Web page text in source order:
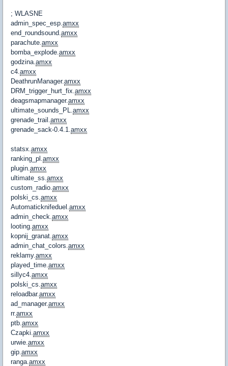
; WLASNE
admin_spec_esp.amxx
end_roundsound.amxx
parachute.amxx
bomba_explode.amxx
godzina.amxx
c4.amxx
DeathrunManager.amxx
DRM_trigger_hurt_fix.amxx
deagsmapmanager.amxx
ultimate_sounds_PL.amxx
grenade_trail.amxx
grenade_sack-0.4.1.amxx
statsx.amxx
ranking_pl.amxx
plugin.amxx
ultimate_ss.amxx
custom_radio.amxx
polski_cs.amxx
Automaticknifeduel.amxx
admin_check.amxx
looting.amxx
kopnij_granat.amxx
admin_chat_colors.amxx
reklamy.amxx
played_time.amxx
sillyc4.amxx
polski_cs.amxx
reloadbar.amxx
ad_manager.amxx
rr.amxx
ptb.amxx
Czapki.amxx
urwie.amxx
gip.amxx
ranga.amxx